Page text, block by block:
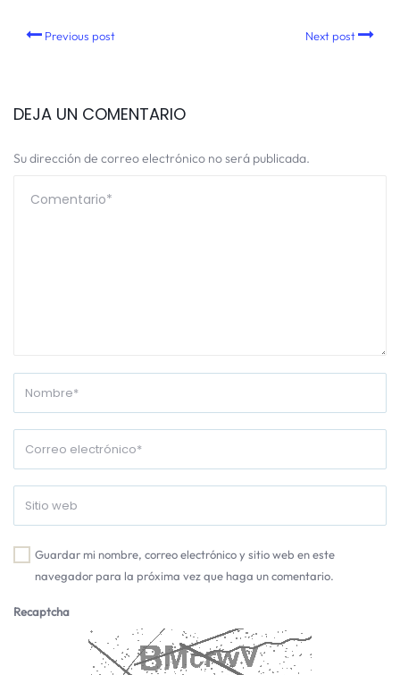
Previous post Next post
DEJA UN COMENTARIO
Su dirección de correo electrónico no será publicada.
Guardar mi nombre, correo electrónico y sitio web en este
navegador para la próxima vez que haga un comentario.
Recaptcha